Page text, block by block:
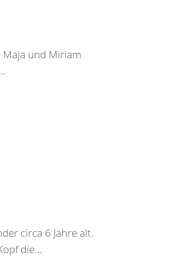
Maja und Miriam
circa 6 Jahre alt.
die...